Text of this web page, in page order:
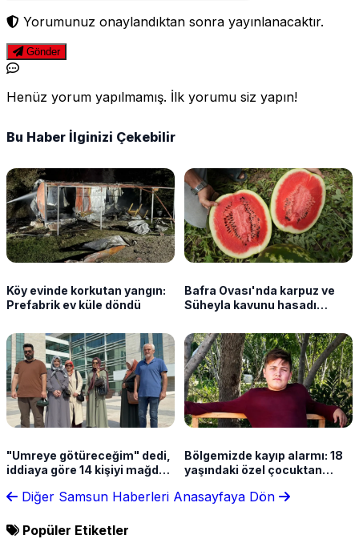
Yorumunuz onaylandıktan sonra yayınlanacaktır.
Gönder
Henüz yorum yapılmamış. İlk yorumu siz yapın!
Bu Haber İlginizi Çekebilir
Köy evinde korkutan yangın:
Prefabrik ev küle döndü
Bafra Ovası'nda karpuz ve
Süheyla kavunu hasadı
"Umreye götüreceğim" dedi,
iddiaya göre 14 kişiyi mağdur
Bölgemizde kayıp alarmı: 18
yaşındaki özel çocuktan
Diğer Samsun Haberleri Anasayfaya Dön
Popüler Etiketler